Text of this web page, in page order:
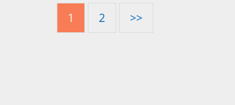
1 2 >>